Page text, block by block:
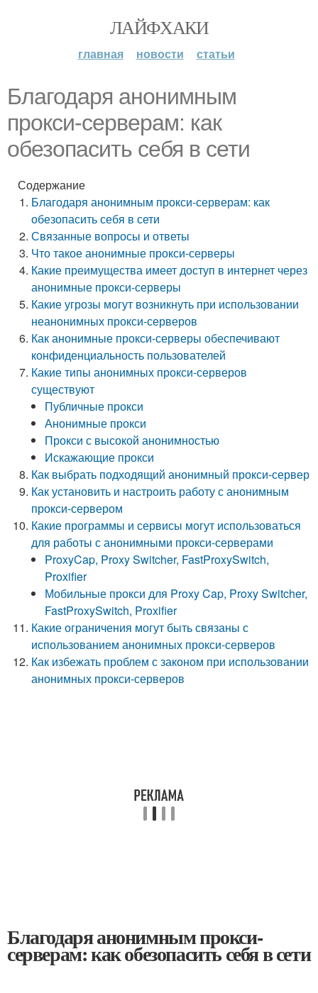
ЛАЙФХАКИ
главная новости статьи
Благодаря анонимным
прокси-серверам: как
обезопасить себя в сети
Содержание
Благодаря анонимным прокси-серверам: как
обезопасить себя в сети
Связанные вопросы и ответы
Что такое анонимные прокси-серверы
Какие преимущества имеет доступ в интернет через
анонимные прокси-серверы
Какие угрозы могут возникнуть при использовании
неанонимных прокси-серверов
Как анонимные прокси-серверы обеспечивают
конфиденциальность пользователей
Какие типы анонимных прокси-серверов
существуют
Публичные прокси
Анонимные прокси
Прокси с высокой анонимностью
Искажающие прокси
Как выбрать подходящий анонимный прокси-сервер
Как установить и настроить работу с анонимным
прокси-сервером
Какие программы и сервисы могут использоваться
для работы с анонимными прокси-серверами
ProxyCap, Proxy Switcher, FastProxySwitch,
Proxifier
Мобильные прокси для Proxy Cap, Proxy Switcher,
FastProxySwitch, Proxifier
Какие ограничения могут быть связаны с
использованием анонимных прокси-серверов
Как избежать проблем с законом при использовании
анонимных прокси-серверов
Благодаря анонимным прокси-
серверам: как обезопасить себя в сети